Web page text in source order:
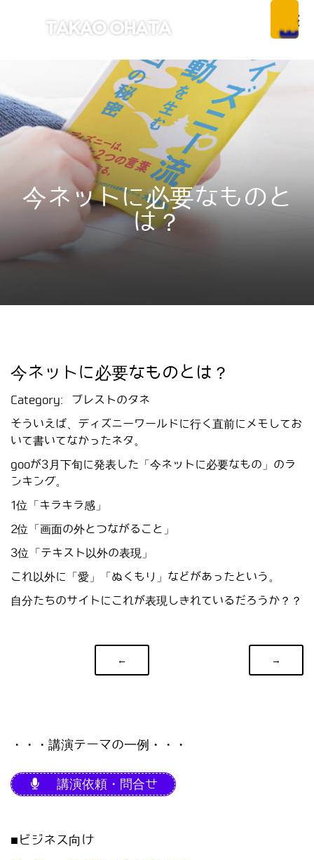
今ネットに必要なものと
は？
今ネットに必要なものとは？
Category: ブレストのタネ
そういえば、ディズニーワールドに行く直前にメモしてお
いて書いてなかったネタ。
gooが3月下旬に発表した「今ネットに必要なもの」のラ
ンキング。
1位「キラキラ感」
2位「画面の外とつながること」
3位「テキスト以外の表現」
これ以外に「愛」「ぬくもり」などがあったという。
自分たちのサイトにこれが表現しきれているだろうか？？
← →
・・・講演テーマの一例・・・
講演依頼・問合せ
■ビジネス向け